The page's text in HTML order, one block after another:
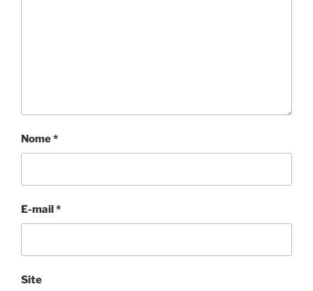
Nome*
E-mail *
Site